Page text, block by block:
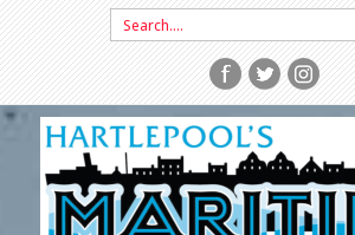
Search
for: